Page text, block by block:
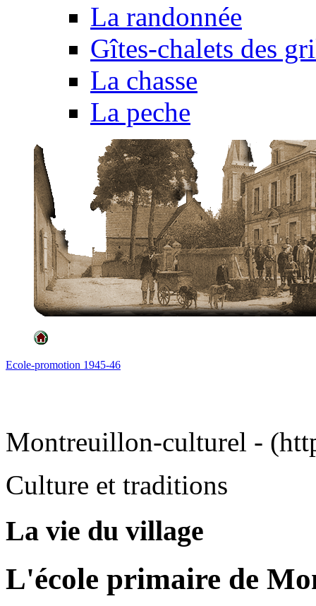
La randonnée
Gîtes-chalets des
La chasse
La peche
Ecole-promotion 1945-46
Montreuillon-culturel -
Culture et traditions
La vie du village
L'école primaire de